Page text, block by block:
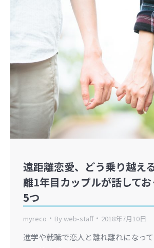
遠距離恋愛、どう乗り越え
離1年目カップルが話して
5つ
myreco Byweb-staff 2018年7月10日
進学や就職で恋人と離れ離れになって